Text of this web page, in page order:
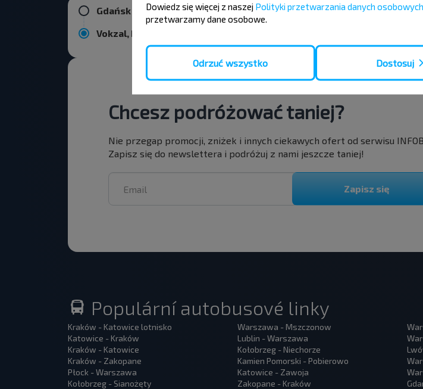
Gdańsk
Vokzal, MINSK Belarus
Chcesz podróżować taniej?
Nie przegap promocji, zniżek i innych ciekawych ofert od serwisu
Zapisz się do newslettera i podróżuj z nami jeszcze taniej!
Zapisz się
Populární autobusové linky
Kraków - Katowice lotnisko
Katowice - Kraków
Kraków - Katowice
Kraków - Zakopane
Płock - Warszawa
Kołobrzeg - Sianożęty
Warszawa - Mszczonow
Lublin - Warszawa
Kołobrzeg - Niechorze
Kamien Pomorski - Pobierowo
Katowice - Zawoja
Zakopane - Kraków
Dowiedz się więcej z naszej Polityki przetwarzania danych osobowych
przetwarzamy dane osobowe.
Odrzuć wszystko Dostosuj